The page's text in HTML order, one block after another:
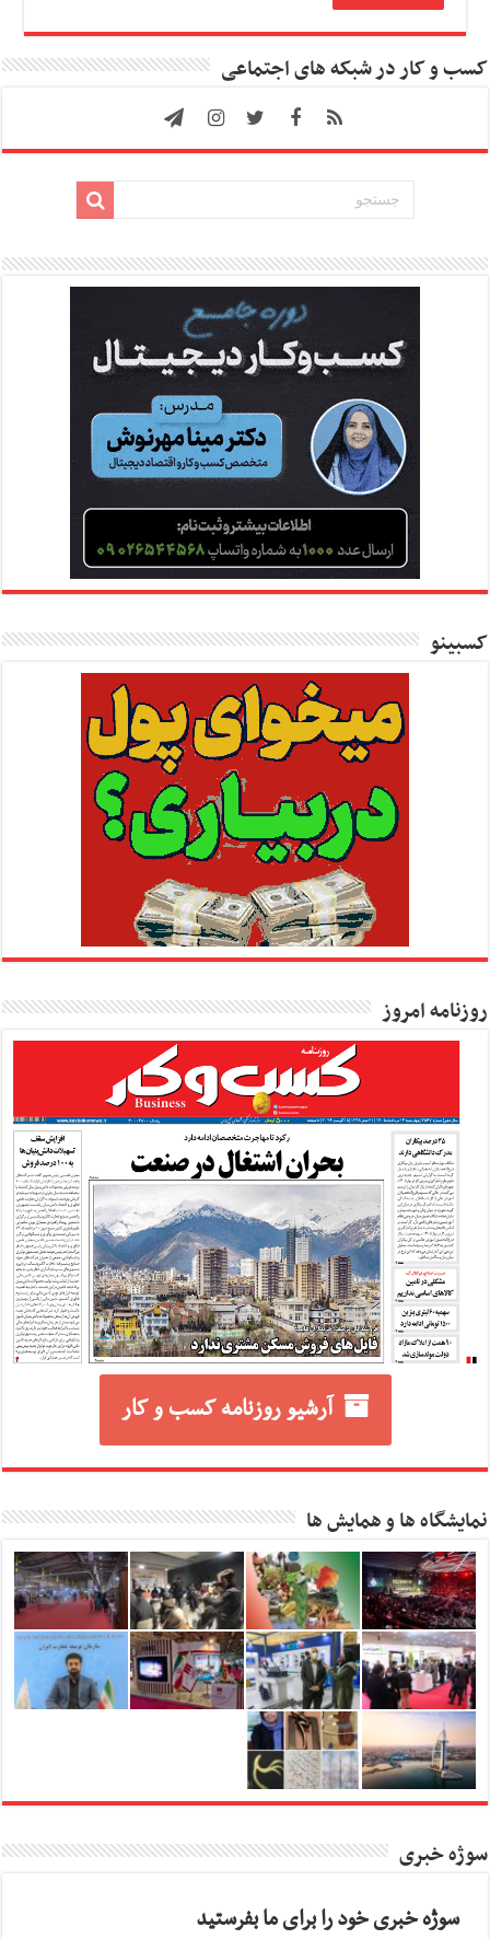
کسب و کار در شبکه های اجتماعی
کسبینو
روزنامه امروز
آرشیو روزنامه کسب و کار
نمایشگاه ها و همایش ها
سوژه خبری
سوژه خبری خود را برای ما بفرستید